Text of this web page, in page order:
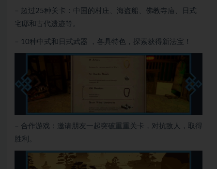
– 超过25种关卡：中国的村庄、海盗船、佛教寺庙、日式
宅邸和古代遗迹等。
– 10种中式和日式武器 ，各具特色，探索获得新法宝！
– 合作游戏：邀请朋友一起突破重重关卡，对抗敌人，取得
胜利。